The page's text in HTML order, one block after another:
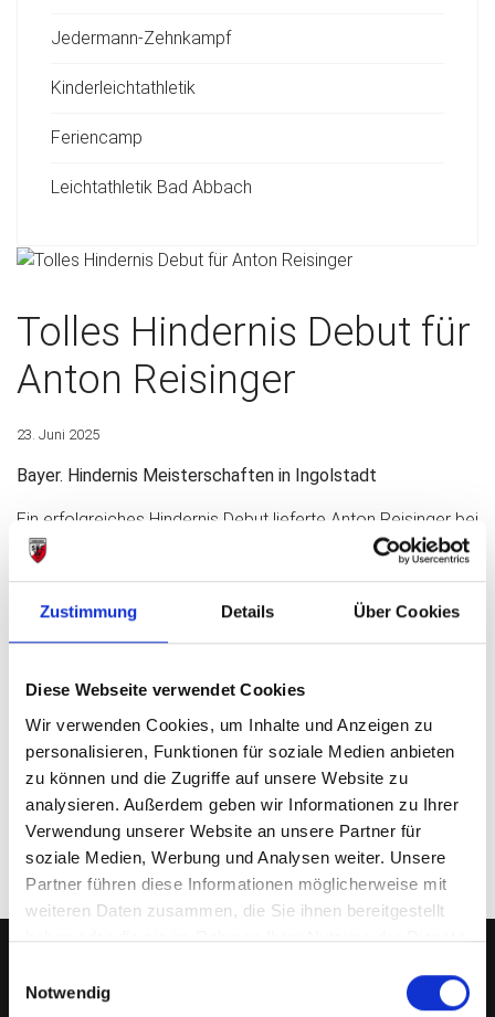
Zustimmung Details Über Cookies
Diese Webseite verwendet Cookies
Wir verwenden Cookies, um Inhalte und Anzeigen zu
personalisieren, Funktionen für soziale Medien anbieten
zu können und die Zugriffe auf unsere Website zu
analysieren. Außerdem geben wir Informationen zu Ihrer
Verwendung unserer Website an unsere Partner für
soziale Medien, Werbung und Analysen weiter. Unsere
Partner führen diese Informationen möglicherweise mit
weiteren Daten zusammen, die Sie ihnen bereitgestellt
haben oder die sie im Rahmen Ihrer Nutzung der Dienste
Notwendig
Jedermann-Zehnkampf
Kinderleichtathletik
Feriencamp
Leichtathletik Bad Abbach
Tolles Hindernis Debut für
Anton Reisinger
23. Juni 2025
Bayer. Hindernis Meisterschaften in Ingolstadt
Ein erfolgreiches Hindernis Debut lieferte Anton Reisinger bei
den Bayerischen Meisterschaften in Ingolstadt ab. Der noch
der M 14 angehörende Nachwuchs Athlet belegte Platz 4 im
M 15 Wettbewerb mit 5:48,20 min. Einen tollen 2. Platz gab
es für Jana Vogel im stark besetzten 3000 m Frauenlauf mit
Vorheriger Beitrag: Top Zeiten bei Sparkassen GALA
Zurück Nächster
Weiter
SWC REGENSBURG